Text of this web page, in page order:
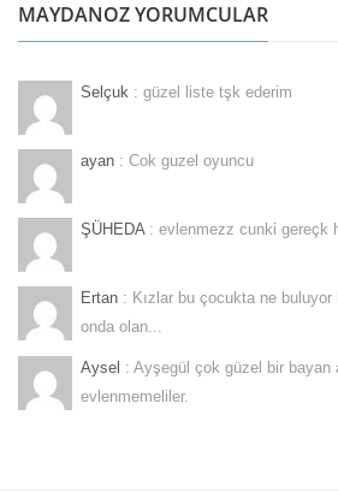
MAYDANOZ YORUMCULAR
Selçuk : güzel liste tşk ederim
ayan : Cok guzel oyuncu
ŞÜHEDA : evlenmezz cunki gereçk
Ertan : Kızlar bu çocukta ne buluyor
onda olan...
Aysel : Ayşegül çok güzel bir bayan
evlenmemeliler.